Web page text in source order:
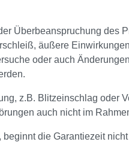
Überbeanspruchung des
äußere
oder auch
z.B. Blitzeinschlag oder
auch nicht im
die Garantiezeit